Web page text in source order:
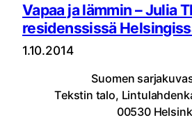
Vapaa ja lämmin – Julia
residenssissä
1.10.2014
Suomen
Tekstin talo,
00530